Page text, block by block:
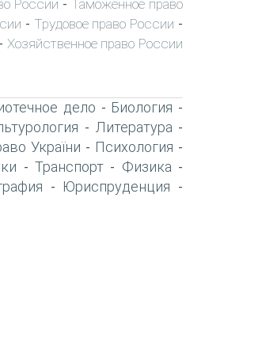
России - Таможенное право
- Трудовое право России -
- Хозяйственное право России
дело - Биология -
- Литература -
України - Психология -
- Транспорт- Физика -
- Юриспруденция -